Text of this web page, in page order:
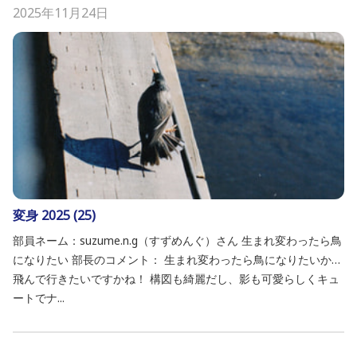
2025年11月24日
変身 2025 (25)
部員ネーム：suzume.n.g（すずめんぐ）さん 生まれ変わったら鳥
になりたい 部長のコメント： 生まれ変わったら鳥になりたいか…
飛んで行きたいですかね！ 構図も綺麗だし、影も可愛らしくキュ
ートでナ...